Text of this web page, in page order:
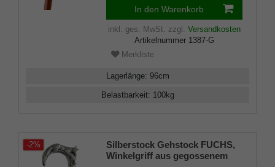
In den Warenkorb
inkl. ges. MwSt. zzgl. Versandkosten
Artikelnummer 1387-G
Merkliste
Lagerlänge: 96cm
Belastbarkeit: 100kg
-2%
Silberstock Gehstock FUCHS,
Winkelgriff aus gegossenem